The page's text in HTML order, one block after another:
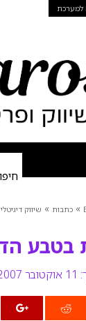
למערכת
» כתבות » שיווק
בטבע